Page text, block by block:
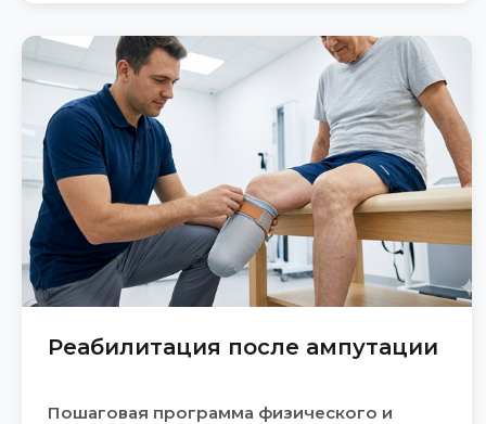
Реабилитация после ампутации
Пошаговая программа физического и